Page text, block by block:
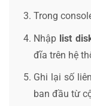
Trong
Nhập list
đĩa trên hệ
Ghi lại số
ban đầu từ